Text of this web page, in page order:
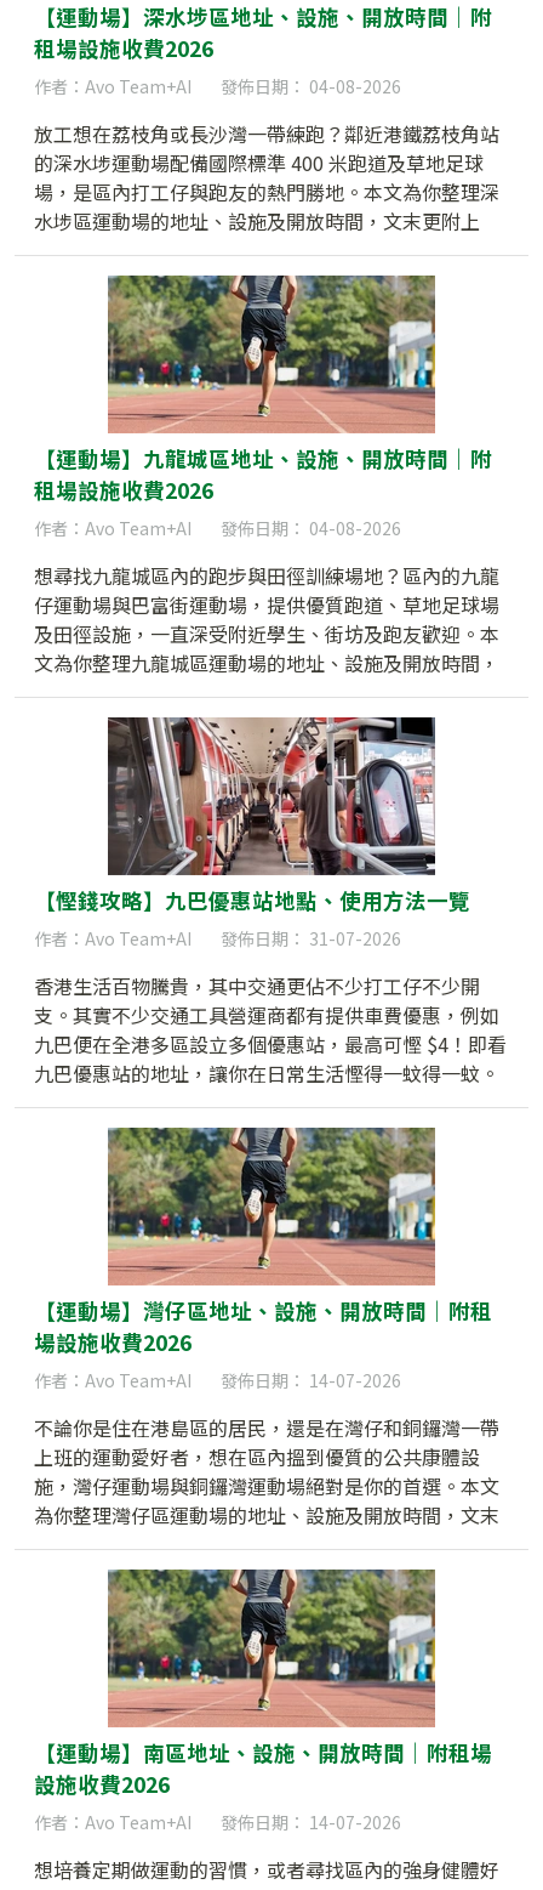
【運動場】深水埗區地址、設施、開放時間｜附
租場設施收費2026
作者：Avo Team+AI 發佈日期： 04-08-2026
放工想在荔枝角或長沙灣一帶練跑？鄰近港鐵荔枝角站
的深水埗運動場配備國際標準 400 米跑道及草地足球
場，是區內打工仔與跑友的熱門勝地。本文為你整理深
水埗區運動場的地址、設施及開放時間，文末更附上
2026 最新租場收費懶人包！
【運動場】九龍城區地址、設施、開放時間｜附
租場設施收費2026
作者：Avo Team+AI 發佈日期： 04-08-2026
想尋找九龍城區內的跑步與田徑訓練場地？區內的九龍
仔運動場與巴富街運動場，提供優質跑道、草地足球場
及田徑設施，一直深受附近學生、街坊及跑友歡迎。本
文為你整理九龍城區運動場的地址、設施及開放時間，
文末更附上 2026 最新租場收費懶人包！
【慳錢攻略】九巴優惠站地點、使用方法一覽
作者：Avo Team+AI 發佈日期： 31-07-2026
香港生活百物騰貴，其中交通更佔不少打工仔不少開
支。其實不少交通工具營運商都有提供車費優惠，例如
九巴便在全港多區設立多個優惠站，最高可慳 $4！即看
九巴優惠站的地址，讓你在日常生活慳得一蚊得一蚊。
【運動場】灣仔區地址、設施、開放時間｜附租
場設施收費2026
作者：Avo Team+AI 發佈日期： 14-07-2026
不論你是住在港島區的居民，還是在灣仔和銅鑼灣一帶
上班的運動愛好者，想在區內搵到優質的公共康體設
施，灣仔運動場與銅鑼灣運動場絕對是你的首選。本文
為你整理灣仔區運動場的地址、設施及開放時間，文末
更附上 2026 最新租場收費懶人包！
【運動場】南區地址、設施、開放時間｜附租場
設施收費2026
作者：Avo Team+AI 發佈日期： 14-07-2026
想培養定期做運動的習慣，或者尋找區內的強身健體好